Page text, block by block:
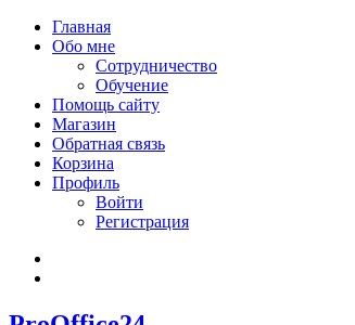
Главная
Обо мне
Сотрудничество
Обучение
Помощь сайту
Магазин
Обратная связь
Корзина
Профиль
Войти
Регистрация